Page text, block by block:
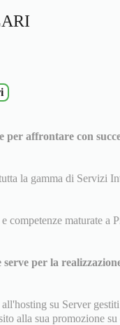
affrontare con
la gamma di Servizi
competenze maturate a
per la
su Server
alla sua promozione